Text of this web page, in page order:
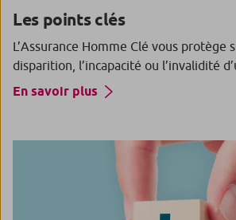
Les points clés
L’Assurance Homme Clé vous protège
disparition, l’incapacité ou l’invalidité
En savoir plus